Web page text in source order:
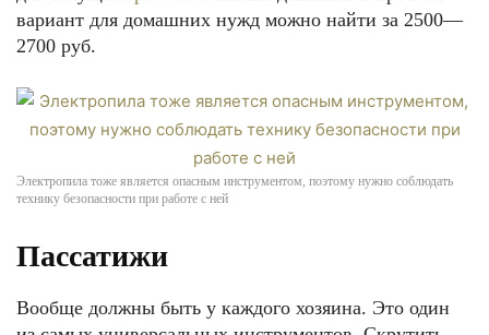
вариант для домашних нужд можно найти за 2500—
2700 руб.
Электропила тоже является опасным инструментом, поэтому нужно соблюдать
технику безопасности при работе с ней
Пассатижи
Вообще должны быть у каждого хозяина. Это один